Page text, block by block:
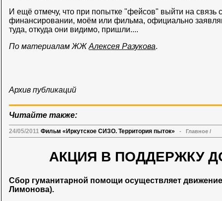
И ещё отмечу, что при попытке "фейсов" выйти на связь
финансировании, моём или фильма, официально
туда, откуда они видимо, пришли....
По материалам ЖЖАлексея Разукова.
Архив публикаций
Читайте также:
24/05/2011 Фильм «Иркутское СИЗО. Территория пыток» - Главное /
АКЦИЯ В ПОДДЕРЖКУ
Сбор гуманитарной помощи осуществляет
Лимонова).